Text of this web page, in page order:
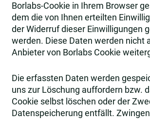
Borlabs-Cookie in Ihrem Browser
dem die von Ihnen erteilten
der Widerruf dieser Einwilligungen
werden. Diese Daten werden nicht
Anbieter von Borlabs Cookie
Die erfassten Daten werden
uns zur Löschung auffordern bzw.
Cookie selbst löschen oder der
Datenspeicherung entfällt.